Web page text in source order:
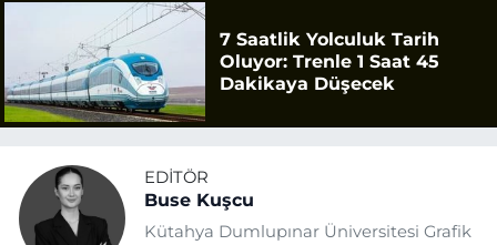
7 Saatlik Yolculuk Tarih
Oluyor: Trenle 1 Saat 45
Dakikaya Düşecek
EDITÖR
Buse Kuşcu
Kütahya Dumlupınar Üniversitesi Grafik